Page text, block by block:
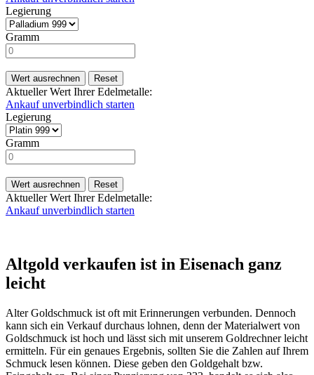
Legierung
Gramm
Wert ausrechnen Reset
Aktueller Wert Ihrer Edelmetalle:
Ankauf unverbindlich starten
Legierung
Gramm
Wert ausrechnen Reset
Aktueller Wert Ihrer Edelmetalle:
Ankauf unverbindlich starten
Altgold verkaufen ist in Eisenach ganz
leicht
Alter Goldschmuck ist oft mit Erinnerungen verbunden. Dennoch
kann sich ein Verkauf durchaus lohnen, denn der Materialwert von
Goldschmuck ist hoch und lässt sich mit unserem Goldrechner leicht
ermitteln. Für ein genaues Ergebnis, sollten Sie die Zahlen auf Ihrem
Schmuck lesen können. Diese geben den Goldgehalt bzw.